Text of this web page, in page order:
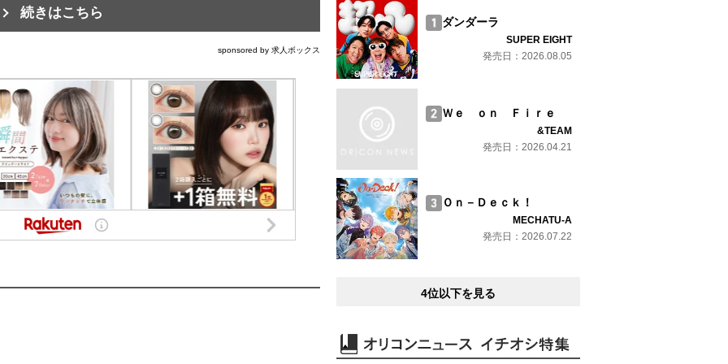
続きはこちら
sponsored by 求人ボックス
ダンダーラ
SUPER EIGHT
発売日：2026.08.05
Ｗｅ ｏｎ Ｆｉｒｅ
&TEAM
発売日：2026.04.21
Ｏｎ－Ｄｅｃｋ！
MECHATU-A
発売日：2026.07.22
4位以下を見る